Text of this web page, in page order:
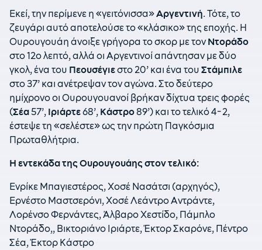
Εκεί, την περίμενε η «γειτόνισσα»Αργεντινή. Τότε, το
ζευγάρι αυτό αποτελούσε το «κλάσικο» της εποχής. Η
Ουρουγουάη άνοιξε γρήγορα το σκορ με τονΝτοράδο
στο 12ο λεπτό, αλλά οι Αργεντινοί απάντησαν με δύο
γκολ, ένα του Πεουσέγιεστο 20’ και ένα του Στάμπιλε
στο 37’ και ανέτρεψαν τον αγώνα. Στο δεύτερο
ημίχρονο οι Ουρουγουανοί βρήκαν δίχτυα τρεις φορές
(Σέα57’, Ιριάρτε68’, Κάστρο89’) και το τελικό 4-2,
έστεψε τη «σελέστε» ως την πρώτη Παγκόσμια
Πρωταθλήτρια.
Η εντεκάδα της Ουρουγουάης στον τελικό:
Ενρίκε Μπαγιεστέρος, Χοσέ Νασάτσι (αρχηγός),
Ερνέστο Μαστσερόνι, Χοσέ Λεάντρο Αντράντε,
Λορένσο Φερνάντες, Άλβαρο Χεστίδο, Πάμπλο
Ντοράδο,, Βικτοριάνο Ιριάρτε, Έκτορ Σκαρόνε, Πέντρο
Σέα, Έκτορ Κάστρο